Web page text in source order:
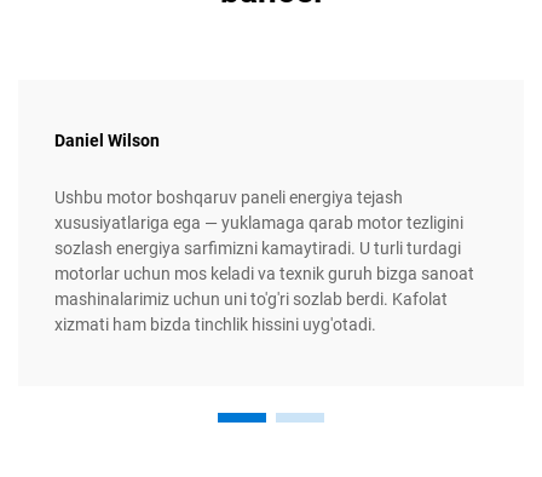
Daniel Wilson
Ushbu motor boshqaruv paneli energiya tejash
xususiyatlariga ega — yuklamaga qarab motor tezligini
sozlash energiya sarfimizni kamaytiradi. U turli turdagi
motorlar uchun mos keladi va texnik guruh bizga sanoat
mashinalarimiz uchun uni to'g'ri sozlab berdi. Kafolat
xizmati ham bizda tinchlik hissini uyg'otadi.